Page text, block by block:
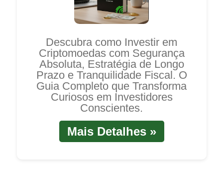
Descubra como Investir em
Criptomoedas com Segurança
Absoluta, Estratégia de Longo
Prazo e Tranquilidade Fiscal. O
Guia Completo que Transforma
Curiosos em Investidores
Conscientes.
Mais Detalhes »